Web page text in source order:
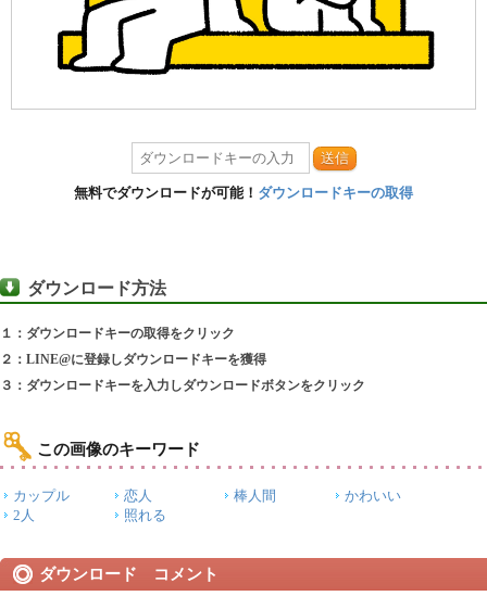
送信
無料でダウンロードが可能！ ダウンロードキーの取得
ダウンロード方法
１：ダウンロードキーの取得をクリック
２：LINE@に登録しダウンロードキーを獲得
３：ダウンロードキーを入力しダウンロードボタンをクリック
この画像のキーワード
カップル 恋人 棒人間
かわいい
2人
照れる
ダウンロード コメント